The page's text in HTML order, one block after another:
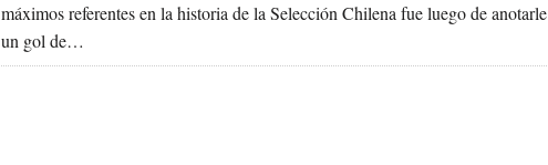
máximos referentes en la historia de la Selección Chilena fue luego de anotarle
un gol de…